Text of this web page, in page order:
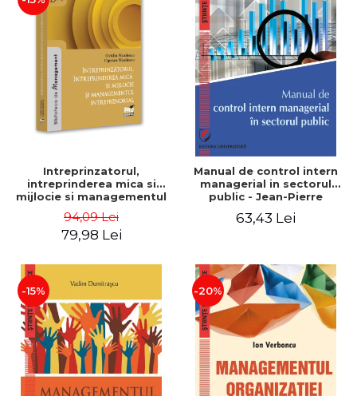
Intreprinzatorul,
intreprinderea mica si
mijlocie si managementul
Nicolescu, Ciprian
Nicolescu
94,09 Lei
79,98 Lei
Manual de control intern
managerial in sectorul
public - Jean-Pierre
63,43 Lei
-15% -20%